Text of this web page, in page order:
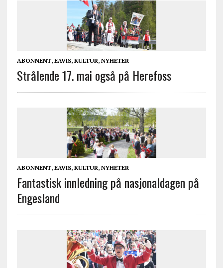
ABONNENT, EAVIS, KULTUR, NYHETER
Strålende 17. mai også på Herefoss
ABONNENT, EAVIS, KULTUR, NYHETER
Fantastisk innledning på nasjonaldagen på
Engesland